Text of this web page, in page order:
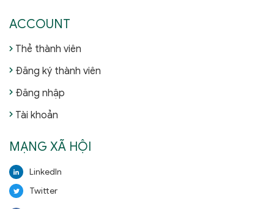
ACCOUNT
Thẻ thành viên
Đăng ký thành viên
Đăng nhập
Tài khoản
MẠNG XÃ HỘI
LinkedIn
Twitter